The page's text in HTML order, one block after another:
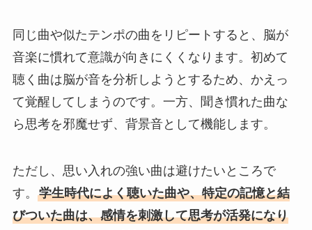
同じ曲や似たテンポの曲をリピートすると、脳が
音楽に慣れて意識が向きにくくなります。初めて
聴く曲は脳が音を分析しようとするため、かえっ
て覚醒してしまうのです。一方、聞き慣れた曲な
ら思考を邪魔せず、背景音として機能します。
ただし、思い入れの強い曲は避けたいところで
す。 学生時代によく聴いた曲や、特定の記憶と結
びついた曲は、感情を刺激して思考が活発になり